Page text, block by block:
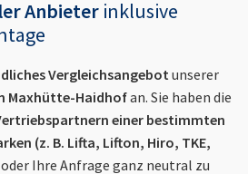
Anbieter inklusive
Vergleichsangebotunserer
Maxhütte-Haidhofan. Sie haben die
einer bestimmten
(z. B. Lifta, Lifton, Hiro, TKE,
Ihre Anfrage ganz neutral zu